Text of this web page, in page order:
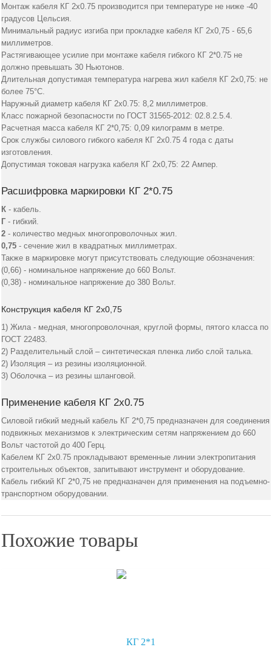
Монтаж кабеля КГ 2х0.75 производится при температуре не ниже -40
градусов Цельсия.
Минимальный радиус изгиба при прокладке кабеля КГ 2х0,75 - 65,6
миллиметров.
Растягивающее усилие при монтаже кабеля гибкого КГ 2*0.75 не
должно превышать 30 Ньютонов.
Длительная допустимая температура нагрева жил кабеля КГ 2х0,75: не
более 75°С.
Наружный диаметр кабеля КГ 2х0.75: 8,2 миллиметров.
Класс пожарной безопасности по ГОСТ 31565-2012: 02.8.2.5.4.
Расчетная масса кабеля КГ 2*0,75: 0,09 килограмм в метре.
Срок службы силового гибкого кабеля КГ 2х0.75 4 года с даты
изготовления.
Допустимая токовая нагрузка кабеля КГ 2х0,75: 22 Ампер.
Расшифровка маркировки КГ 2*0.75
К - кабель.
Г - гибкий.
2 - количество медных многопроволочных жил.
0,75 - сечение жил в квадратных миллиметрах.
Также в маркировке могут присутствовать следующие обозначения:
(0,66) - номинальное напряжение до 660 Вольт.
(0,38) - номинальное напряжение до 380 Вольт.
Конструкция кабеля КГ 2х0,75
1) Жила - медная, многопроволочная, круглой формы, пятого класса по
ГОСТ 22483.
2) Разделительный слой – синтетическая пленка либо слой талька.
2) Изоляция – из резины изоляционной.
3) Оболочка – из резины шланговой.
Применение кабеля КГ 2х0.75
Силовой гибкий медный кабель КГ 2*0,75 предназначен для соединения
подвижных механизмов к электрическим сетям напряжением до 660
Вольт частотой до 400 Герц.
Кабелем КГ 2х0.75 прокладывают временные линии электропитания
строительных объектов, запитывают инструмент и оборудование.
Кабель гибкий КГ 2*0,75 не предназначен для применения на подъемно-
транспортном оборудовании.
Похожие товары